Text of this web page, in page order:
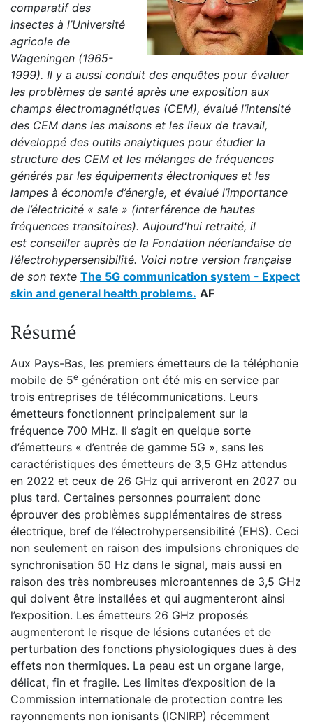
comparatif des
insectes à l’Université
agricole de
Wageningen (1965-
1999). Il y a aussi conduit des enquêtes pour évaluer
les problèmes de santé après une exposition aux
champs électromagnétiques (CEM), évalué l’intensité
des CEM dans les maisons et les lieux de travail,
développé des outils analytiques pour étudier la
structure des CEM et les mélanges de fréquences
générés par les équipements électroniques et les
lampes à économie d’énergie, et évalué l’importance
de l’électricité « sale » (interférence de hautes
fréquences transitoires). Aujourd'hui retraité, il
est conseiller auprès de la Fondation néerlandaise de
l’électrohypersensibilité. Voici notre version française
de son texte The 5G communication system - Expect
skin and general health problems. AF
Résumé
Aux Pays-Bas, les premiers émetteurs de la téléphonie
mobile de 5e génération ont été mis en service par
trois entreprises de télécommunications. Leurs
émetteurs fonctionnent principalement sur la
fréquence 700 MHz. Il s’agit en quelque sorte
d’émetteurs « d’entrée de gamme 5G », sans les
caractéristiques des émetteurs de 3,5 GHz attendus
en 2022 et ceux de 26 GHz qui arriveront en 2027 ou
plus tard. Certaines personnes pourraient donc
éprouver des problèmes supplémentaires de stress
électrique, bref de l’électrohypersensibilité (EHS). Ceci
non seulement en raison des impulsions chroniques de
synchronisation 50 Hz dans le signal, mais aussi en
raison des très nombreuses microantennes de 3,5 GHz
qui doivent être installées et qui augmenteront ainsi
l’exposition. Les émetteurs 26 GHz proposés
augmenteront le risque de lésions cutanées et de
perturbation des fonctions physiologiques dues à des
effets non thermiques. La peau est un organe large,
délicat, fin et fragile. Les limites d’exposition de la
Commission internationale de protection contre les
rayonnements non ionisants (ICNIRP) récemment